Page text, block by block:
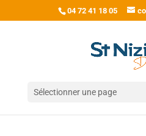
04 72 41 18 05
Sélectionner une page